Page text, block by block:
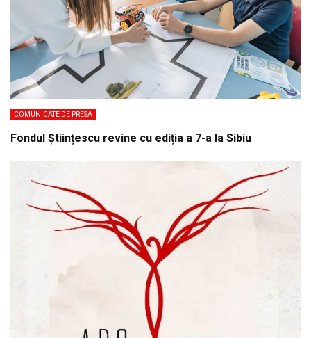
COMUNICATE DE PRESA
Fondul Științescu revine cu ediția a 7-a la Sibiu